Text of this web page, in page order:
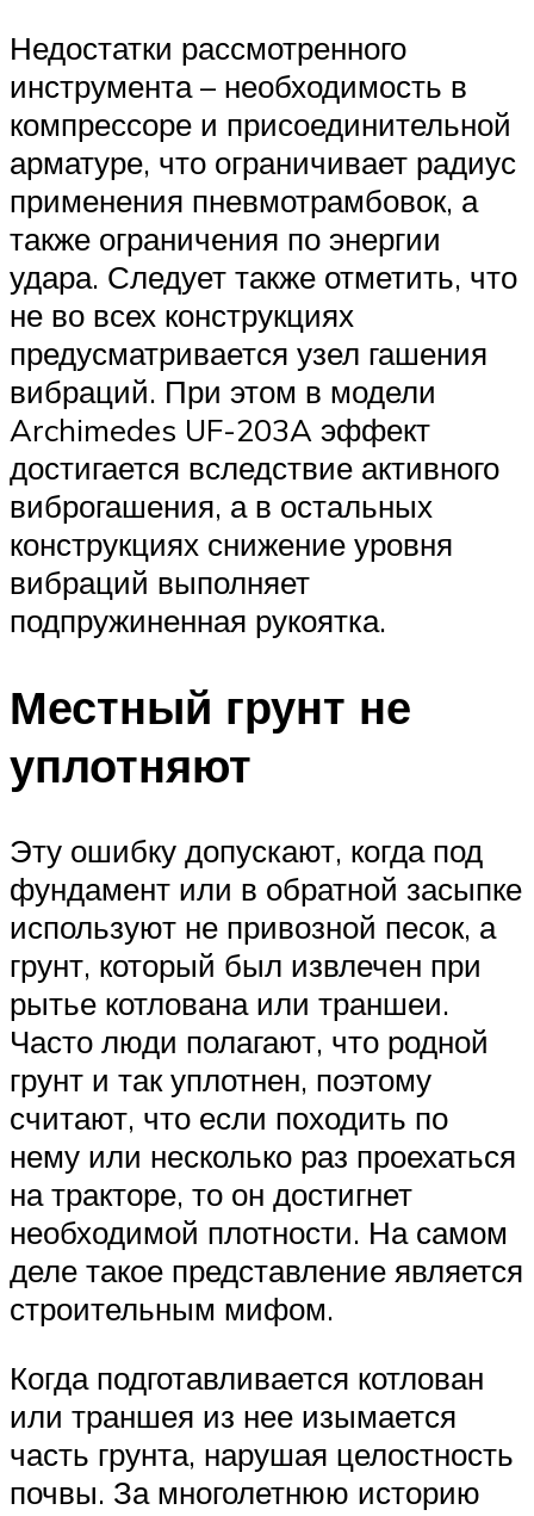
Недостатки рассмотренного
инструмента – необходимость в
компрессоре и присоединительной
арматуре, что ограничивает радиус
применения пневмотрамбовок, а
также ограничения по энергии
удара. Следует также отметить, что
не во всех конструкциях
предусматривается узел гашения
вибраций. При этом в модели
Archimedes UF-203A эффект
достигается вследствие активного
виброгашения, а в остальных
конструкциях снижение уровня
вибраций выполняет
подпружиненная рукоятка.
Местный грунт не
уплотняют
Эту ошибку допускают, когда под
фундамент или в обратной засыпке
используют не привозной песок, а
грунт, который был извлечен при
рытье котлована или траншеи.
Часто люди полагают, что родной
грунт и так уплотнен, поэтому
считают, что если походить по
нему или несколько раз проехаться
на тракторе, то он достигнет
необходимой плотности. На самом
деле такое представление является
строительным мифом.
Когда подготавливается котлован
или траншея из нее изымается
часть грунта, нарушая целостность
почвы. За многолетнюю историю